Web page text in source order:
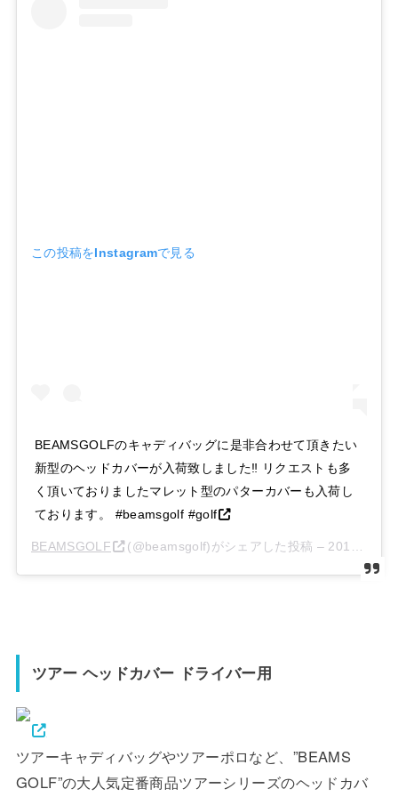
この投稿をInstagramで見る
BEAMSGOLFのキャディバッグに是非合わせて頂きたい
新型のヘッドカバーが入荷致しました‼︎ リクエストも多
く頂いておりましたマレット型のパターカバーも入荷し
ております。 #beamsgolf #golf
BEAMSGOLF (@beamsgolf)がシェアした投稿 – 2016年 3月月22日午前4時57分PDT
ツアー ヘッドカバー ドライバー用
ツアーキャディバッグやツアーポロなど、”BEAMS
GOLF”の大人気定番商品ツアーシリーズのヘッドカバ